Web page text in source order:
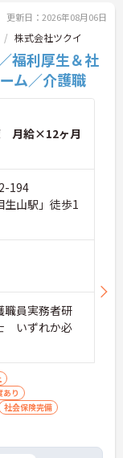
更新日：2026年08月06日
株式会社ツクイ
福利厚生＆社
ム／介護職
月給×12ヶ月
194
生山駅」徒歩1
員実務者研
いずれか必
あり
社会保険完備